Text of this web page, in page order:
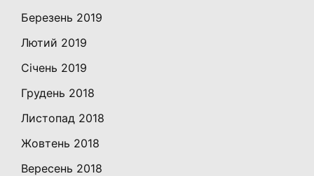
Березень 2019
Лютий 2019
Січень 2019
Грудень 2018
Листопад 2018
Жовтень 2018
Вересень 2018